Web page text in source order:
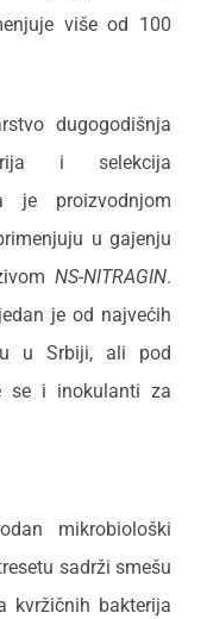
više od 100
dugogodišnja
i selekcija
je proizvodnjom
u gajenju
NS-NITRAGIN.
je od najvećih
u Srbiji, ali pod
se i inokulanti za
mikrobiološki
sadrži smešu
kvržičnih bakterija